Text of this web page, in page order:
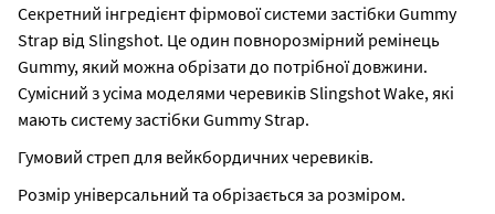
Секретний інгредієнт фірмової системи застібки Gummy
Strap від Slingshot. Це один повнорозмірний ремінець
Gummy, який можна обрізати до потрібної довжини.
Сумісний з усіма моделями черевиків Slingshot Wake, які
мають систему застібки Gummy Strap.
Гумовий стреп для вейкбордичних черевиків.
Розмір універсальний та обрізається за розміром.